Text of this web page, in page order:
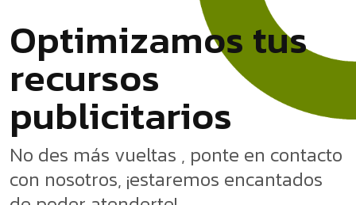
Optimizamostus
recursos
publicitarios
No des más vueltas , ponte en contacto
con nosotros, ¡estaremos encantados